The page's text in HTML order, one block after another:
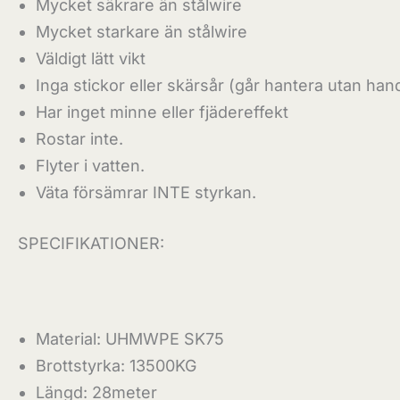
Mycket säkrare än stålwire
Mycket starkare än stålwire
Väldigt lätt vikt
Inga stickor eller skärsår (går hantera utan
Har inget minne eller fjädereffekt
Rostar inte.
Flyter i vatten.
Väta försämrar INTE styrkan.
SPECIFIKATIONER:
Material: UHMWPE SK75
Brottstyrka: 13500KG
Längd: 28meter